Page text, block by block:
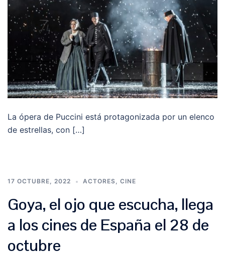
La ópera de Puccini está protagonizada por un elenco
de estrellas, con […]
17 OCTUBRE, 2022 ACTORES CINE
Goya, el ojo que escucha, llega
a los cines de España el 28 de
octubre